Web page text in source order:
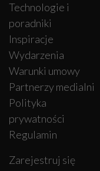
Technologie i
poradniki
Inspiracje
Wydarzenia
Warunki umowy
Partnerzy medialni
Polityka
prywatności
Regulamin
Zarejestruj się